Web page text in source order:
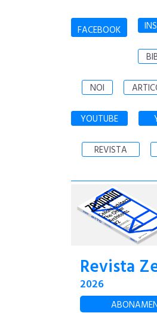
FACEBOOK
NOI
YOUTUBE
REVISTA
Revista
2026